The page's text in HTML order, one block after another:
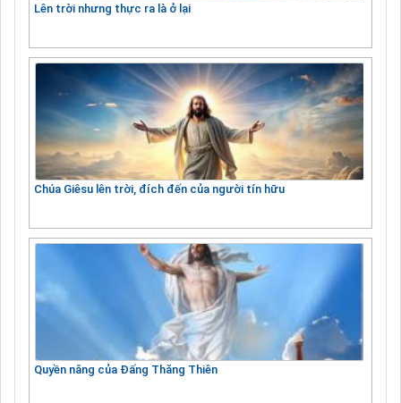
Lên trời nhưng thực ra là ở lại
Chúa Giêsu lên trời, đích đến của người tín hữu
Quyền năng của Đấng Thăng Thiên